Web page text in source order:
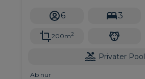
6 3
200m2
Privater Pool
Ab nur